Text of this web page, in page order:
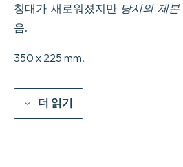
칭대가 새로워졌지만 당시의 제본
음.
350 x 225 mm.
더 읽기